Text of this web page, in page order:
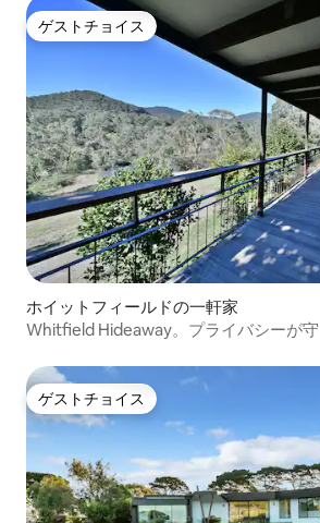
ゲストチョイス
ゲストチョイス
ホイットフィールドの一軒家
Whitfield Hideaway。プライバシーが
ゲストチョイス
ゲストチョイス